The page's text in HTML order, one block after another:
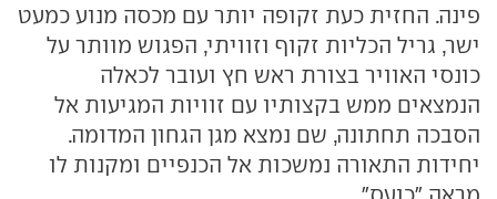
פינה. החזית כעת זקופה יותר עם מכסה מנוע כמעט
ישר, גריל הכליות זקוף וזוויתי, הפגוש מוותר על
כונסי האוויר בצורת ראש חץ ועובר לכאלה
הנמצאים ממש בקצותיו עם זוויות המגיעות אל
הסבכה תחתונה, שם נמצא מגן הגחון המדומה.
יחידות התאורה נמשכות אל הכנפיים ומקנות לו